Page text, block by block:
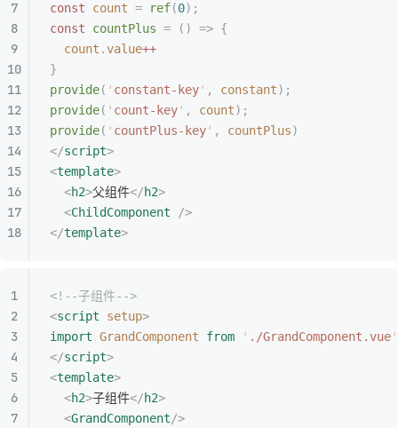
const count = ref(0);
const countPlus = () => {
  count
.value++
}
provide( ' constant-key' , constant);
provide( ' count-key' , count);
provide( ' countPlus-key' , countPlus)
</script>
<template>
  <
h2>父组件</h2>
  <
ChildComponent />
</template>
<!--子组件-->
<script setup>
import GrandComponent from ' ./GrandComponent.vue'
</script>
<template>
  <
h2>子组件</h2>
  <
GrandComponent/>